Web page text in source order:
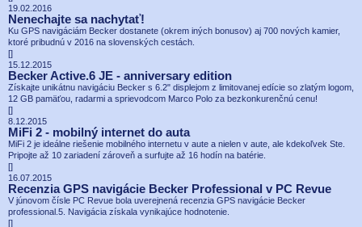
19.02.2016
Nenechajte sa nachytať!
Ku GPS navigáciám Becker dostanete (okrem iných bonusov) aj 700 nových kamier,
ktoré pribudnú v 2016 na slovenských cestách.
[]
15.12.2015
Becker Active.6 JE - anniversary edition
Získajte unikátnu navigáciu Becker s 6.2" displejom z limitovanej edície so zlatým logom,
12 GB pamäťou, radarmi a sprievodcom Marco Polo za bezkonkurenčnú cenu!
[]
8.12.2015
MiFi 2 - mobilný internet do auta
MiFi 2 je ideálne riešenie mobilného internetu v aute a nielen v aute, ale kdekoľvek Ste.
Pripojte až 10 zariadení zároveň a surfujte až 16 hodín na batérie.
[]
16.07.2015
Recenzia GPS navigácie Becker Professional v PC Revue
V júnovom čísle PC Revue bola uverejnená recenzia GPS navigácie Becker
professional.5. Navigácia získala vynikajúce hodnotenie.
[]